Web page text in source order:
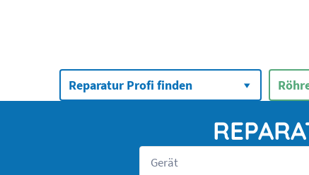
Reparatur Profi finden